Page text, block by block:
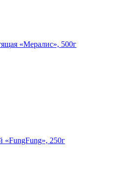
«Мералис», 500г
«FungFung», 250г